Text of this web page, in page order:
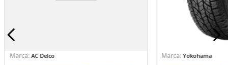
AC Delco Yokohama